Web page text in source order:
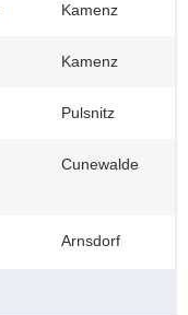
Kamenz
Kamenz
Pulsnitz
Cunewalde
Arnsdorf